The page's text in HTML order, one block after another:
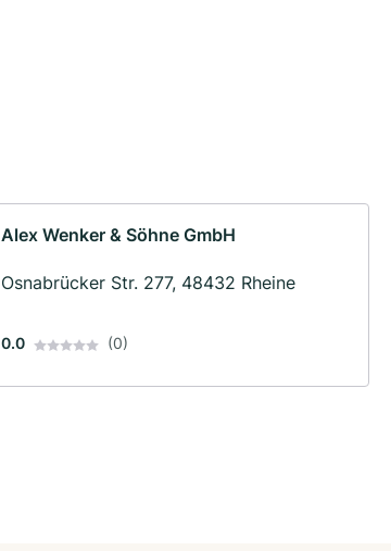
Alex Wenker & Söhne GmbH
Osnabrücker Str. 277, 48432 Rheine
0.0 (0)